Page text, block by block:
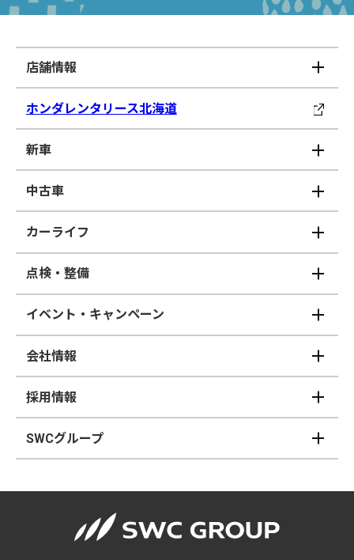
店舗情報
ホンダレンタリース北海道
新車
中古車
カーライフ
点検・整備
イベント・キャンペーン
会社情報
採用情報
SWCグループ